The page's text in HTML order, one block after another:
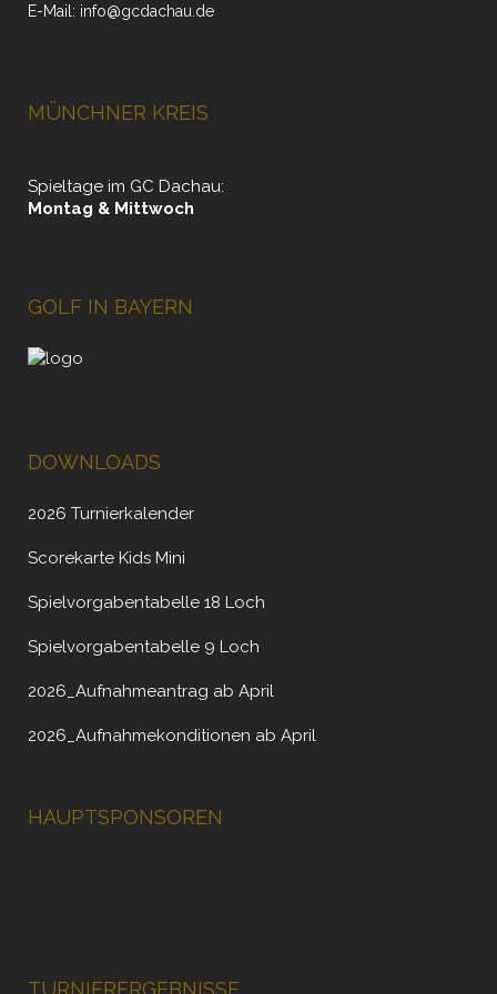
E-Mail: info@gcdachau.de
MÜNCHNER KREIS
Spieltage im GC Dachau:
Montag & Mittwoch
GOLF IN BAYERN
DOWNLOADS
2026 Turnierkalender
Scorekarte Kids Mini
Spielvorgabentabelle 18 Loch
Spielvorgabentabelle 9 Loch
2026_Aufnahmeantrag ab April
2026_Aufnahmekonditionen ab April
HAUPTSPONSOREN